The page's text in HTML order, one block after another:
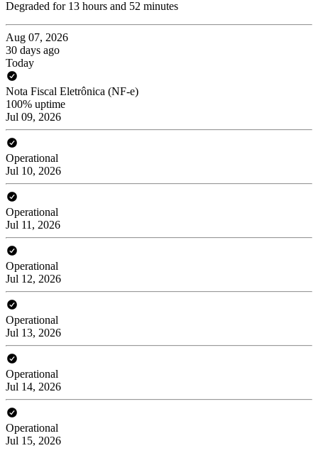
Degraded for 13 hours and 52 minutes
Aug 07, 2026
30 days ago
Today
Nota Fiscal Eletrônica (NF-e)
100% uptime
Jul 09, 2026
Operational
Jul 10, 2026
Operational
Jul 11, 2026
Operational
Jul 12, 2026
Operational
Jul 13, 2026
Operational
Jul 14, 2026
Operational
Jul 15, 2026